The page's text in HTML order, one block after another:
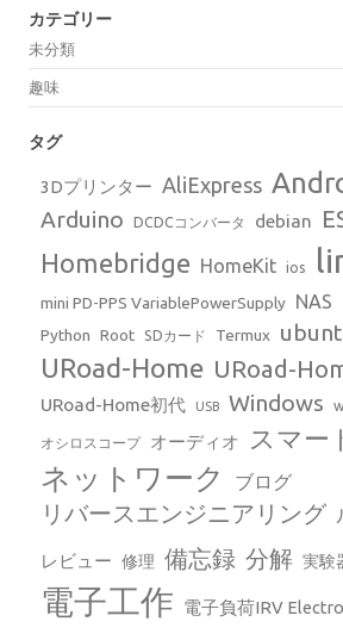
カテゴリー
未分類
趣味
タグ
3Dプリンター AliExpress
Arduino DCDCコンバータ debian
Homebridge HomeKit ios
mini PD-PPS VariablePowerSupply NAS
Python Root SDカード Termux
URoad-Home URoad-
URoad-Home初代 USB Windows
オシロスコープ オーディオ スマー
ネットワーク ブログ
リバースエンジニアリング
レビュー 修理 備忘録 分解 実験
電子工作 電子負荷IRV